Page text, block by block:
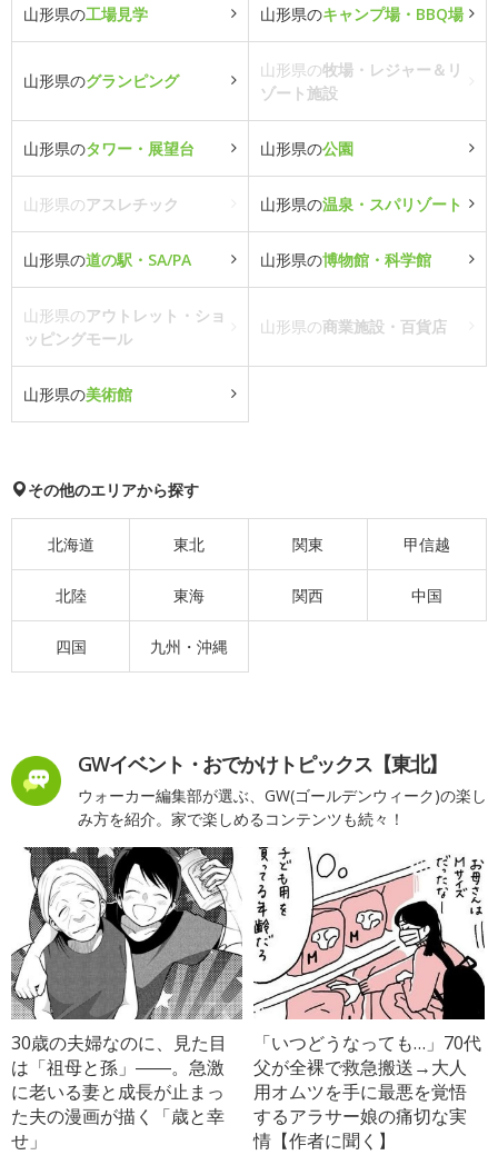
山形県の工場見学 山形県のキャンプ場・BBQ場
山形県のグランピング
山形県の牧場・レジャー＆リ
ゾート施設
山形県のタワー・展望台 山形県の公園
山形県のアスレチック 山形県の温泉・スパリゾート
山形県の道の駅・SA/PA 山形県の博物館・科学館
山形県のアウトレット・ショ
ッピングモール
山形県の商業施設・百貨店
山形県の美術館
その他のエリアから探す
北海道 東北 関東 甲信越
北陸 東海 関西 中国
四国 九州・沖縄
GWイベント・おでかけトピックス【東北】
ウォーカー編集部が選ぶ、GW(ゴールデンウィーク)の楽し
み方を紹介。家で楽しめるコンテンツも続々！
30歳の夫婦なのに、見た目
は「祖母と孫」――。急激
に老いる妻と成長が止まっ
た夫の漫画が描く「歳と幸
せ」
「いつどうなっても…」70代
父が全裸で救急搬送→大人
用オムツを手に最悪を覚悟
するアラサー娘の痛切な実
情【作者に聞く】